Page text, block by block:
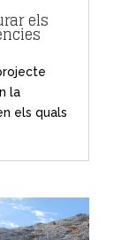
els
la
els quals